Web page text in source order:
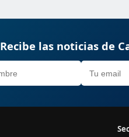
Recibe las noticias de